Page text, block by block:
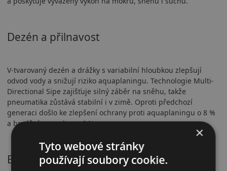
Dezén a přilnavost
V-tvarovaný dezén a drážky s variabilní hloubkou zlepšují
odvod vody a snižují riziko aquaplaningu. Technologie Multi-
Directional Sipe zajišťuje silný záběr na sněhu, takže
pneumatika zůstává stabilní i v zimě. Oproti předchozí
generaci došlo ke zlepšení ochrany proti aquaplaningu o 8 %
a brzdění na mokru o 6 %.
Bezpečnostní vlastnosti
×
Tyto webové stránky
používají soubory cookie.